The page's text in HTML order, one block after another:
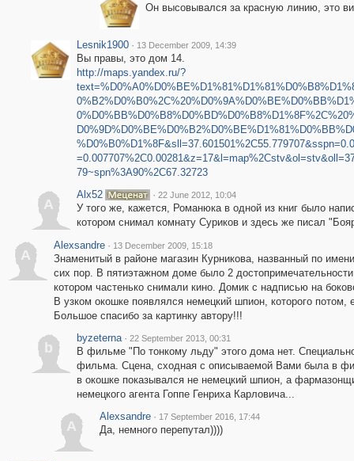
Он высовывался за красную линию, это
Lesnik1900 · 13 December 2009, 14:39
Вы правы, это дом 14.
http://maps.yandex.ru/?
79~spn%3A90%2C67.32723
A
Alx52 · 22 June 2012, 10:04
У того же, кажется, Романюка в одной из книг было
котором снимал комнату Суриков и здесь же писал
A
Alexsandre · 13 December 2009, 15:18
Знаменитый в районе магазин Курникова, названный по
сих пор. В пятиэтажном доме было 2
котором частенько снимали кино. Домик с надписью на
В узком окошке появлялся немецкий шпион, которого потом,
Большое спасибо за картинку автору!!!
b
byzeterna · 22 September 2013, 00:31
В фильме "По тонкому льду" этого дома нет.
фильма. Сцена, сходная с описываемой Вами была в
в окошке показывался не немецкий шпион, а
немецкого агента Гоппе Генриха Карловича...
A
Alexsandre · 17 September 2016, 17:44
Да, немного перепутал))))